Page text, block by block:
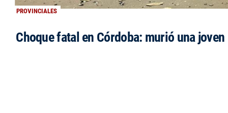
PROVINCIALES
Choque fatal en Córdoba: murió una